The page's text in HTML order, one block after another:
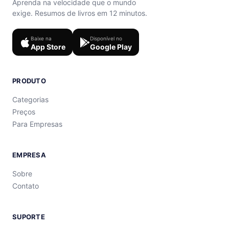
Aprenda na velocidade que o mundo
exige. Resumos de livros em 12 minutos.
Baixe na
App Store
Disponível no
Google Play
PRODUTO
Categorias
Preços
Para Empresas
EMPRESA
Sobre
Contato
SUPORTE